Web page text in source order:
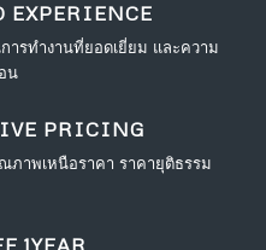
EXPERIENCE
ารทำงานที่ยอดเยี่ยม และความ
น
PRICING
ภาพเหนือราคา ราคายุติธรรม